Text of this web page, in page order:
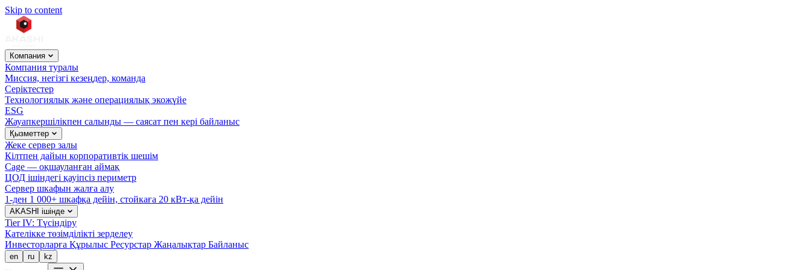
Skip to content
Компания
Компания туралы
Миссия, негізгі кезеңдер, команда
Серіктестер
Технологиялық және операциялық экожүйе
ESG
Жауапкершілікпен салынды — саясат пен кері байланыс
Қызметтер
Жеке сервер залы
Кілтпен дайын корпоративтік шешім
Cage — оқшауланған аймақ
ЦОД ішіндегі қауіпсіз периметр
Сервер шкафын жалға алу
1-ден 1 000+ шкафқа дейін, стойкаға 20 кВт-қа дейін
AKASHI ішінде
Tier IV: Түсіндіру
Қателікке төзімділікті зерделеу
Инвесторларға Құрылыс Ресурстар Жаңалықтар Байланыс
en ru kz